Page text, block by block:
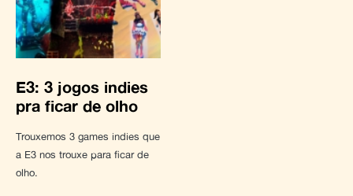
E3: 3 jogos indies
pra ficar de olho
Trouxemos 3 games indies que
a E3 nos trouxe para ficar de
olho.